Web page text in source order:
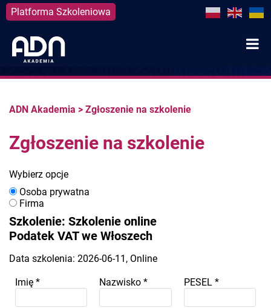
Platforma Szkoleniowa
content
ADN Akademia > Zgłoszenie na szkolenie
Zgłoszenie na szkolenie
Wybierz opcje
Osoba prywatna
Firma
Szkolenie: Szkolenie online
Podatek VAT we Włoszech
Data szkolenia: 2026-06-11, Online
Imię * Nazwisko* PESEL *